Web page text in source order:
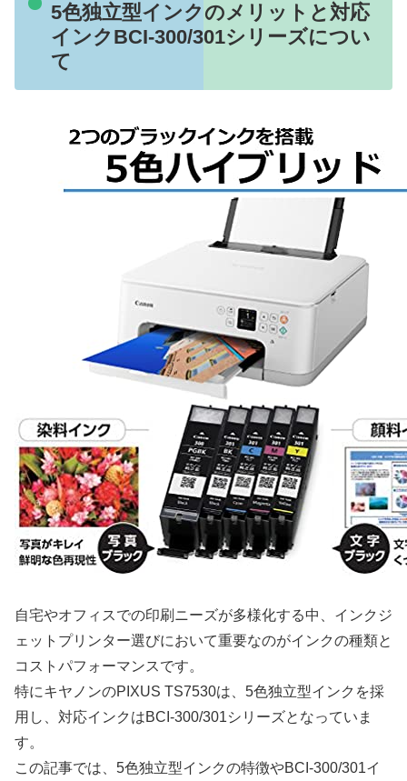
5色独立型インクのメリットと対応
インクBCI-300/301シリーズについ
て
自宅やオフィスでの印刷ニーズが多様化する中、インクジ
ェットプリンター選びにおいて重要なのがインクの種類と
コストパフォーマンスです。
特にキヤノンのPIXUS TS7530は、5色独立型インクを採
用し、対応インクはBCI-300/301シリーズとなっていま
す。
この記事では、5色独立型インクの特徴やBCI-300/301イ